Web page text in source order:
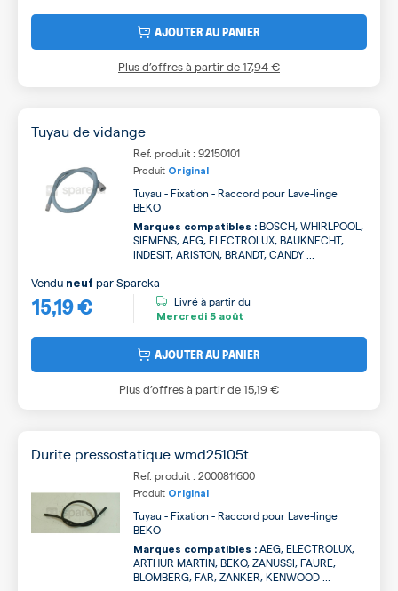
AJOUTER AU PANIER
Plus d’offres à partir de17,94 €
Tuyau de vidange
Ref. produit : 92150101
Produit Original
Tuyau - Fixation - Raccord pour Lave-linge
BEKO
Marques compatibles : BOSCH, WHIRLPOOL,
SIEMENS, AEG, ELECTROLUX, BAUKNECHT,
INDESIT, ARISTON, BRANDT, CANDY ...
15,19 €
Vendu neuf parSpareka
Livré à partir du
Mercredi 5 août
AJOUTER AU PANIER
Plus d’offres à partir de15,19 €
Durite pressostatique wmd25105t
Ref. produit : 2000811600
Produit Original
Tuyau - Fixation - Raccord pour Lave-linge
BEKO
Marques compatibles : AEG, ELECTROLUX,
ARTHUR MARTIN, BEKO, ZANUSSI, FAURE,
BLOMBERG, FAR, ZANKER, KENWOOD ...